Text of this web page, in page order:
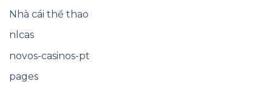
Nhà cái thể thao
nlcas
novos-casinos-pt
pages